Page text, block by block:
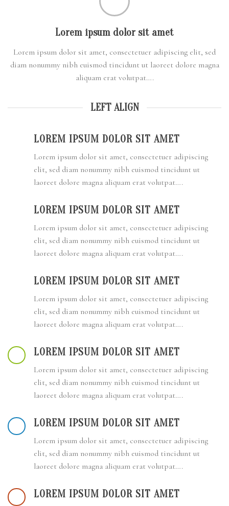
Lorem ipsum dolor sit amet
Lorem ipsum dolor sit amet, consectetuer adipiscing elit, sed
diam nonummy nibh euismod tincidunt ut laoreet dolore magna
aliquam erat volutpat….
LEFT ALIGN
LOREM IPSUM DOLOR SIT AMET
Lorem ipsum dolor sit amet, consectetuer adipiscing
elit, sed diam nonummy nibh euismod tincidunt ut
laoreet dolore magna aliquam erat volutpat….
LOREM IPSUM DOLOR SIT AMET
Lorem ipsum dolor sit amet, consectetuer adipiscing
elit, sed diam nonummy nibh euismod tincidunt ut
laoreet dolore magna aliquam erat volutpat….
LOREM IPSUM DOLOR SIT AMET
Lorem ipsum dolor sit amet, consectetuer adipiscing
elit, sed diam nonummy nibh euismod tincidunt ut
laoreet dolore magna aliquam erat volutpat….
LOREM IPSUM DOLOR SIT AMET
Lorem ipsum dolor sit amet, consectetuer adipiscing
elit, sed diam nonummy nibh euismod tincidunt ut
laoreet dolore magna aliquam erat volutpat….
LOREM IPSUM DOLOR SIT AMET
Lorem ipsum dolor sit amet, consectetuer adipiscing
elit, sed diam nonummy nibh euismod tincidunt ut
laoreet dolore magna aliquam erat volutpat….
LOREM IPSUM DOLOR SIT AMET